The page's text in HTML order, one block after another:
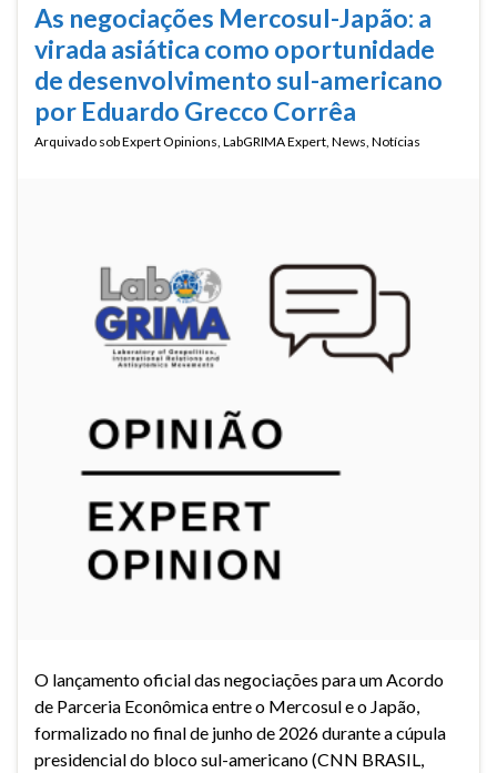
As negociações Mercosul-Japão: a
virada asiática como oportunidade
de desenvolvimento sul-americano
por Eduardo Grecco Corrêa
Arquivado sobExpert Opinions LabGRIMA Expert News Notícias
O lançamento oficial das negociações para um Acordo
de Parceria Econômica entre o Mercosul e o Japão,
formalizado no final de junho de 2026 durante a cúpula
presidencial do bloco sul-americano (CNN BRASIL,